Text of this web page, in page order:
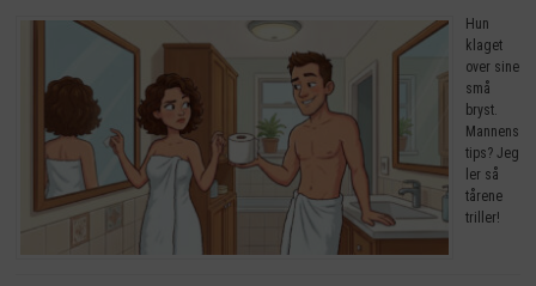
Hun
klaget
over sine
små
bryst.
Mannens
tips? Jeg
ler så
tårene
triller!